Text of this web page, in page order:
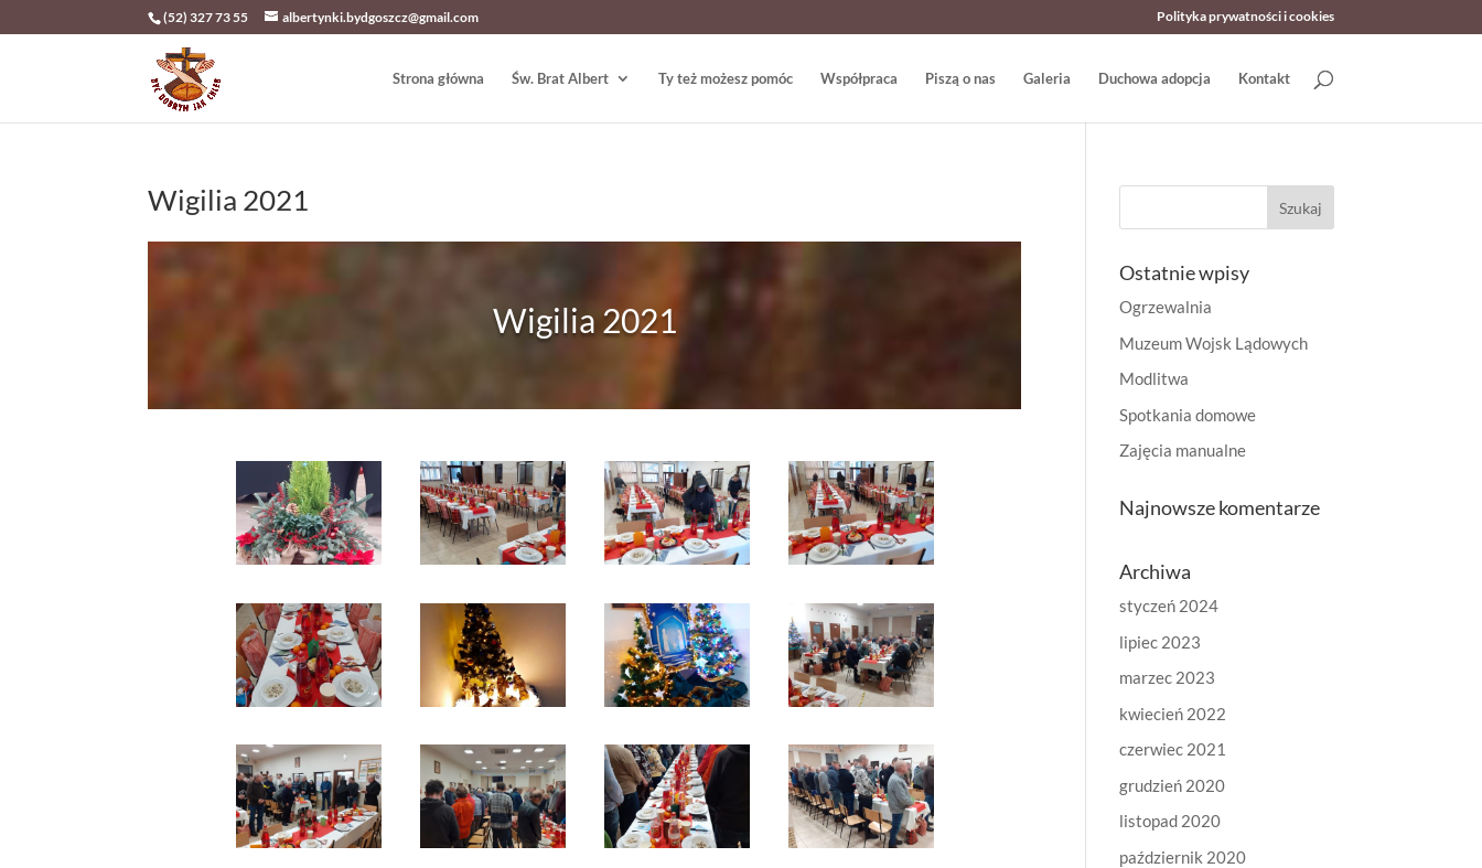
(52) 327 73 55 albertynki.bydgoszcz@gmail.com Polityka prywatności i cookies
Strona główna Św. Brat Albert Ty też możesz pomóc Współpraca Piszą o nas Galeria Duchowa adopcja Kontakt
Wigilia 2021
Wigilia 2021
Ostatnie wpisy
Ogrzewalnia
Muzeum Wojsk Lądowych
Modlitwa
Spotkania domowe
Zajęcia manualne
Najnowsze komentarze
Archiwa
styczeń 2024
lipiec 2023
marzec 2023
kwiecień 2022
czerwiec 2021
grudzień 2020
listopad 2020
październik 2020